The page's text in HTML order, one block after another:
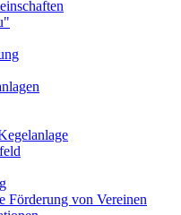
Förderung von Vereinen